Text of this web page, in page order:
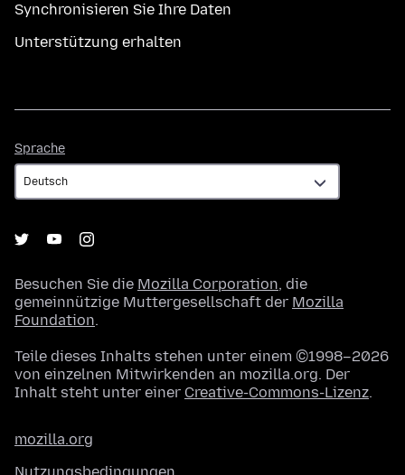
Synchronisieren Sie Ihre Daten
Unterstützung erhalten
Sprache
Besuchen Sie die Mozilla Corporation, die
gemeinnützige Muttergesellschaft der Mozilla
Foundation.
Teile dieses Inhalts stehen unter einem ©1998–2026
von einzelnen Mitwirkenden an mozilla.org. Der
Inhalt steht unter einer Creative-Commons-Lizenz.
mozilla.org